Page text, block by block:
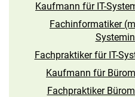
Kaufmann für IT-
Fachinformatiker
Fachpraktiker für IT-
Kaufmann für
Fachpraktiker